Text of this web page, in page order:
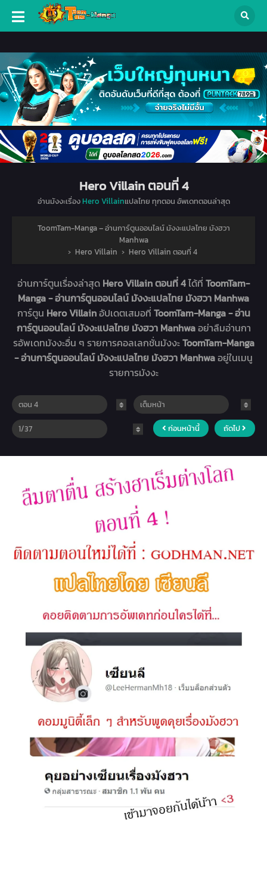
Hero Villain ตอนที่ 4
อ่านมังงะเรื่องHero Villainแปลไทย ทุกตอน อัพเดทตอนล่าสุด
ToomTam-Manga – อ่านการ์ตูนออนไลน์ มังงะแปลไทย มังฮวา
Manhwa
› Hero Villain › Hero Villain ตอนที่ 4
อ่านการ์ตูนเรื่องล่าสุด Hero Villain ตอนที่ 4ได้ที่ ToomTam-
Manga - อ่านการ์ตูนออนไลน์ มังงะแปลไทย มังฮวา Manhwa
การ์ตูน Hero Villainอัปเดตเสมอที่ ToomTam-Manga - อ่าน
การ์ตูนออนไลน์ มังงะแปลไทย มังฮวา Manhwaอย่าลืมอ่านกา
รอัพเดทมังงะอื่น ๆ รายการคอลเลกชั่นมังงะToomTam-Manga
- อ่านการ์ตูนออนไลน์ มังงะแปลไทย มังฮวา Manhwaอยู่ในเมนู
รายการมังงะ
ก่อนหน้านี้ ถัดไป